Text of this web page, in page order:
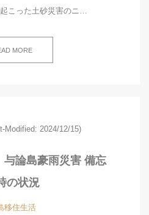
こった土砂災害のニ…
MORE
Modified: 2024/12/15)
与論島豪雨災害 備忘
の状況
移住生活